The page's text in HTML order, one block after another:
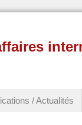
/ Actualités